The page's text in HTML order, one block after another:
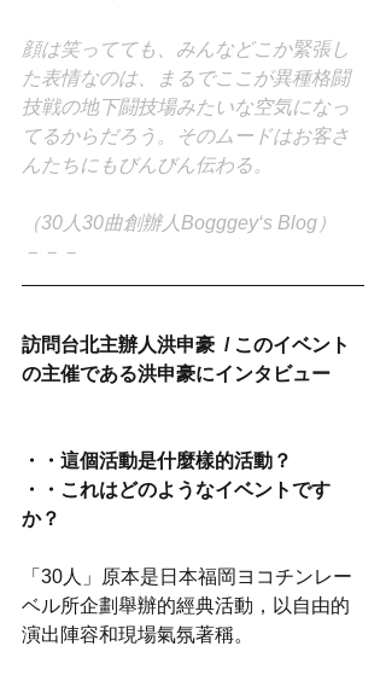
顔は笑ってても、みんなどこか緊張し
た表情なのは、まるでここが異種格闘
技戦の地下闘技場みたいな空気になっ
てるからだろう。そのムードはお客さ
んたちにもびんびん伝わる。
（30人30曲創辦人Bogggey‘s Blog）
－－－
訪問台北主辦人洪申豪  / このイベント
の主催である洪申豪にインタビュー
・・這個活動是什麼樣的活動？
・・これはどのようなイベントです
か？
「30人」原本是日本福岡ヨコチンレー
ベル所企劃舉辦的經典活動，以自由的
演出陣容和現場氣氛著稱。